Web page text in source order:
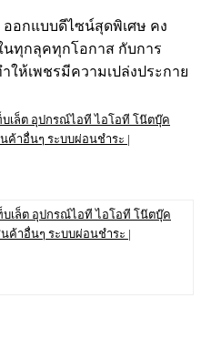
ออกแบบดีไซน์สุดพิเศษ คง
ทุกลุคทุกโอกาส กับการ
ให้เพชรมีความเปล่งประกาย